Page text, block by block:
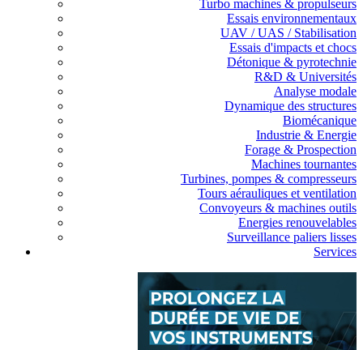
Turbo machines & propulseurs
Essais environnementaux
UAV / UAS / Stabilisation
Essais d'impacts et chocs
Détonique & pyrotechnie
R&D & Universités
Analyse modale
Dynamique des structures
Biomécanique
Industrie & Energie
Forage & Prospection
Machines tournantes
Turbines, pompes & compresseurs
Tours aérauliques et ventilation
Convoyeurs & machines outils
Energies renouvelables
Surveillance paliers lisses
Services